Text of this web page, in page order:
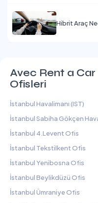
Hibrit Araç
Avec Rent a
Ofisleri
İstanbul Havalimanı (IST)
İstanbul Sabiha Gökçen
İstanbul 4.Levent Ofis
İstanbul Tekstilkent Ofis
İstanbul Yenibosna Ofis
İstanbul Beylikdüzü Ofis
İstanbul Ümraniye Ofis